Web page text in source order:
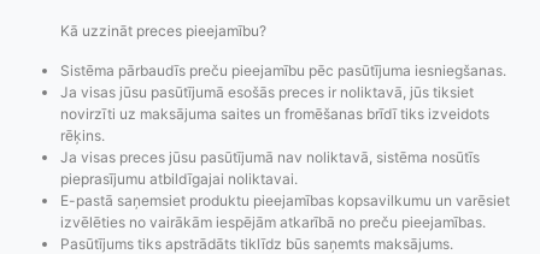
Pasūtījumu statusa
maiņas
paziņojumi,
Izsekošana,
Pasūtījumu re-
order u.c.
Visi pieejamie
piegādes veidi un
to izmaksas bez
lietotāja konta
PayPal
Kā uzzināt preces pieejamību?
Sistēma pārbaudīs preču pieejamību pēc pasūtījuma iesniegšanas.
Ja visas jūsu pasūtījumā esošās preces ir noliktavā, jūs tiksiet
novirzīti uz maksājuma saites un fromēšanas brīdī tiks izveidots
rēķins.
Ja visas preces jūsu pasūtījumā nav noliktavā, sistēma nosūtīs
pieprasījumu atbildīgajai noliktavai.
E-pastā saņemsiet produktu pieejamības kopsavilkumu un varēsiet
izvēlēties no vairākām iespējām atkarībā no preču pieejamības.
Pasūtījums tiks apstrādāts tiklīdz būs saņemts maksājums.